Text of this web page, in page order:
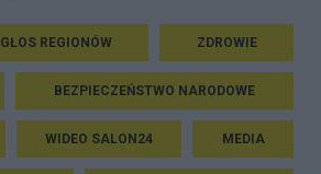
GŁOS REGIONÓW ZDROWIE
BEZPIECZEŃSTWO NARODOWE
WIDEO SALON24 MEDIA